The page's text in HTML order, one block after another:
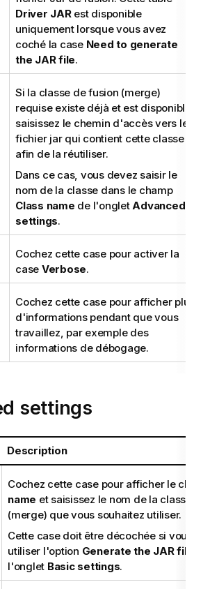
Driver JARest disponible
uniquement lorsque vous avez
coché la case Need to generate
the JAR file.
Si la classe de fusion (merge)
requise existe déjà et est disponible,
saisissez le chemin d'accès vers le
fichier jar qui contient cette classe
afin de la réutiliser.
Dans ce cas, vous devez saisir le
nom de la classe dans le champ
Class name de l'ongletAdvanced
settings.
Cochez cette case pour activer la
case Verbose.
Cochez cette case pour afficher plus
d'informations pendant que vous
travaillez, par exemple des
informations de débogage.
settings
Description
Cochez cette case pour afficher le
name et saisissez le nom de la classe
(merge) que vous souhaitez utiliser.
Cette case doit être décochée si vous
utiliser l'option Generate the JAR file
l'onglet Basic settings.